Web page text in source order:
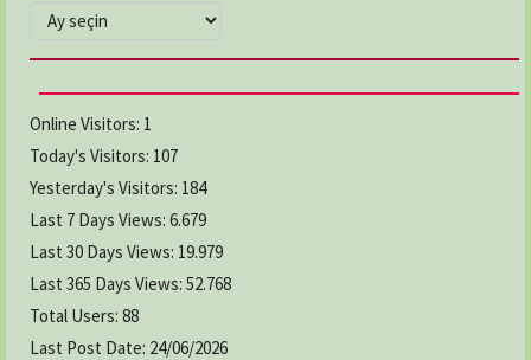
ARŞİVLER
Online Visitors: 1
Today's Visitors: 107
Yesterday's Visitors: 184
Last 7 Days Views: 6.679
Last 30 Days Views: 19.979
Last 365 Days Views: 52.768
Total Users: 88
Last Post Date: 24/06/2026